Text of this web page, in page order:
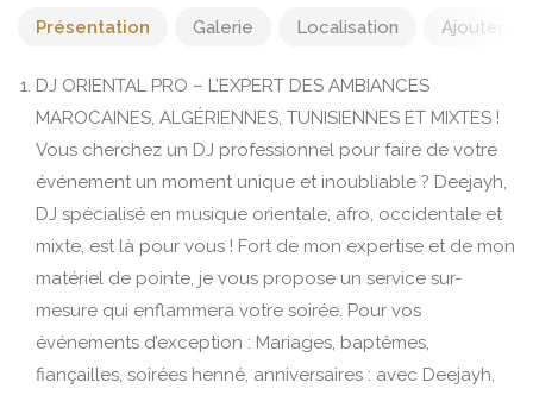
Présentation Galerie Localisation Ajouter un
DJ ORIENTAL PRO – L’EXPERT DES AMBIANCES
MAROCAINES, ALGÉRIENNES, TUNISIENNES ET MIXTES !
Vous cherchez un DJ professionnel pour faire de votre
événement un moment unique et inoubliable ? Deejayh,
DJ spécialisé en musique orientale, afro, occidentale et
mixte, est là pour vous ! Fort de mon expertise et de mon
matériel de pointe, je vous propose un service sur-
mesure qui enflammera votre soirée. Pour vos
événements d’exception : Mariages, baptêmes,
fiançailles, soirées henné, anniversaires : avec Deejayh,